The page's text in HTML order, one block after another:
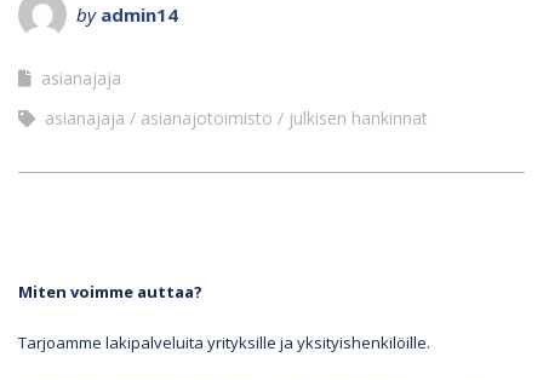
by admin14
asianajaja
asianajaja
asianajotoimisto julkisen hankinnat
Miten voimme auttaa?
Tarjoamme lakipalveluita yrityksille ja yksityishenkilöille.